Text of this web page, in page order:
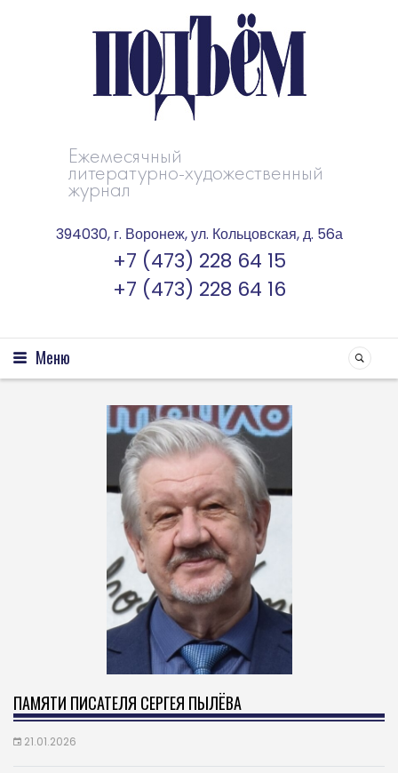
Ежемесячный
литературно-художественный
журнал
394030, г. Воронеж, ул. Кольцовская, д. 56а
+7 (473) 228 64 15
+7 (473) 228 64 16
Меню
ПАМЯТИ ПИСАТЕЛЯ СЕРГЕЯ ПЫЛЁВА
21.01.2026